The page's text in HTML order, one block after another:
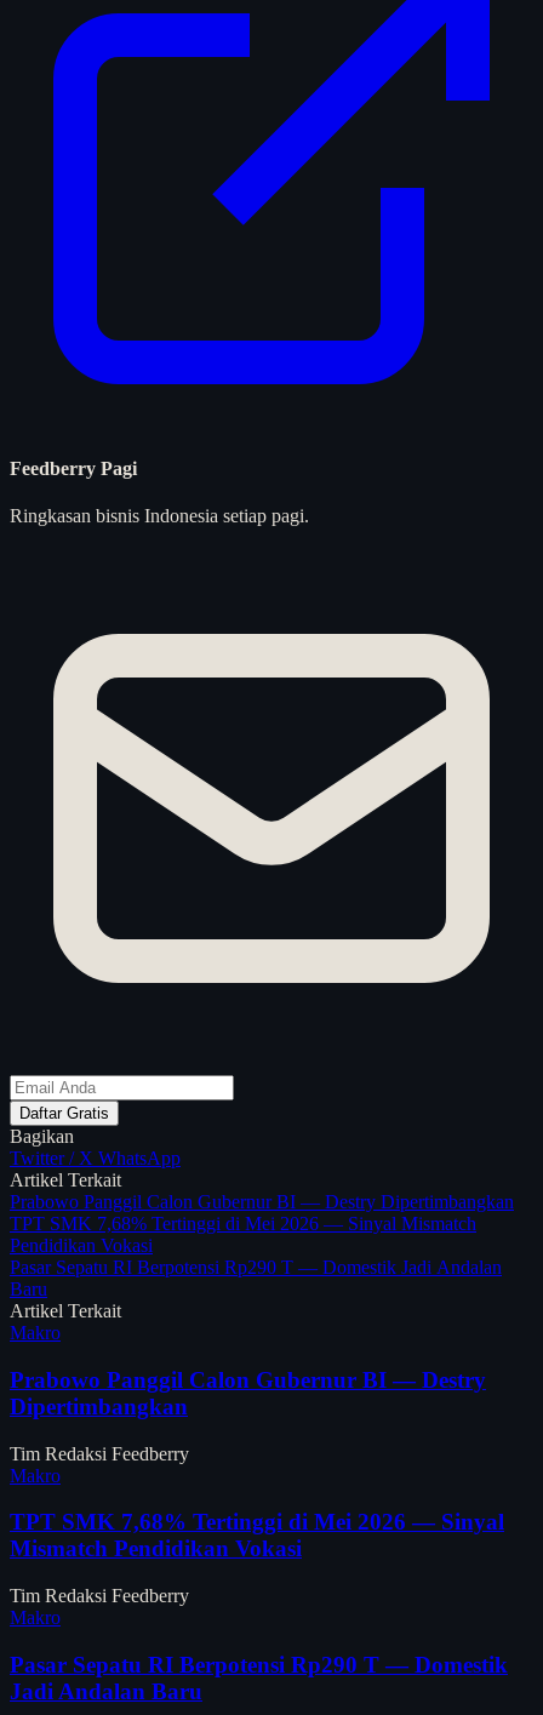
Feedberry Pagi
Ringkasan bisnis Indonesia setiap pagi.
Daftar Gratis
Bagikan
Twitter / X WhatsApp
Artikel Terkait
Prabowo Panggil Calon Gubernur BI — Destry Dipertimbangkan
TPT SMK 7,68% Tertinggi di Mei 2026 — Sinyal Mismatch
Pendidikan Vokasi
Pasar Sepatu RI Berpotensi Rp290 T — Domestik Jadi Andalan
Baru
Artikel Terkait
Makro
Prabowo Panggil Calon Gubernur BI — Destry
Dipertimbangkan
Tim Redaksi Feedberry
Makro
TPT SMK 7,68% Tertinggi di Mei 2026 — Sinyal
Mismatch Pendidikan Vokasi
Tim Redaksi Feedberry
Makro
Pasar Sepatu RI Berpotensi Rp290 T — Domestik
Jadi Andalan Baru